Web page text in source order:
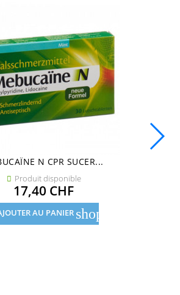
N CPR SUCER...
 Produit disponible
Prix
17,40 CHF
AU PANIER shopping_cart